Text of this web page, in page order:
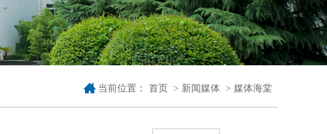
当前位置： 首页 > 新闻媒体 > 媒体海棠